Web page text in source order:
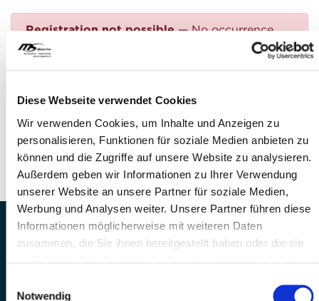
Diese Webseite verwendet Cookies
Wir verwenden Cookies, um Inhalte und Anzeigen zu
personalisieren, Funktionen für soziale Medien anbieten zu
können und die Zugriffe auf unsere Website zu analysieren.
Außerdem geben wir Informationen zu Ihrer Verwendung
unserer Website an unsere Partner für soziale Medien,
Werbung und Analysen weiter. Unsere Partner führen diese
Informationen möglicherweise mit weiteren Daten
zusammen, die Sie ihnen bereitgestellt haben oder die sie
Notwendig
Registration not possible— No occurrence
found
Questions?
FEEL FREE TO CONTACT US!
Phone: +41 41 260 33 67
E-mail:info(at)mssports.ch
MS Sports AG • Sonnenrain 3b • CH-6221